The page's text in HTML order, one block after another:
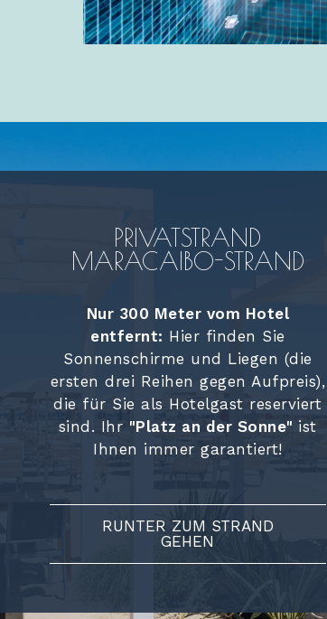
PRIVATSTRAND
MARACAIBO-STRAND
Nur 300 Meter vom Hotel
entfernt: Hier finden Sie
Sonnenschirme und Liegen (die
ersten drei Reihen gegen Aufpreis),
die für Sie als Hotelgast reserviert
sind. Ihr "Platz an der Sonne" ist
Ihnen immer garantiert!
RUNTER ZUM STRAND
GEHEN